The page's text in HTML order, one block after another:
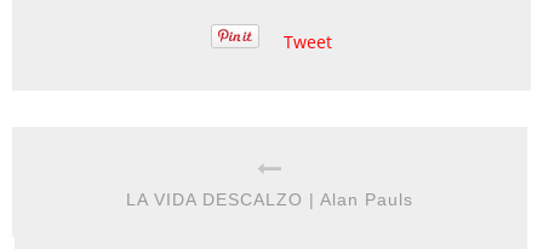
Tweet
LA VIDA DESCALZO | Alan Pauls